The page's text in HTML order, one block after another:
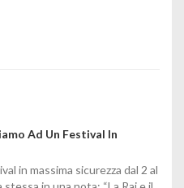
Ad Un Festival In
in massima sicurezza dal 2 al